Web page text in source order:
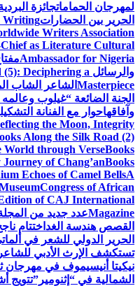
لمهرجان الحمامات
الحرير بين الحضاراتWriting
Writers Association
as Literature Cultural
Ambassador for Nigeria
والرسائل Deciphering a
Masterpiece الشاعر الشاب
الجنة الضائعة “غيلوب
وآفاقهاحوار مع الفنانة
the Moon, Integrity
Along the Silk Road (2)
World through VerseBooks
of Chang’anBooks
Echoes of Camel BellsA
Congress of African
of CAJ International
Magazineعدد جديد من
القصص هندسة الغد اختتام
الحرير الدولي للشعر في
تستكشف الإرث الأدبي
نيكيتا أنيسيموف في مهرجان
الشمالية في “إثنومير”تتويج